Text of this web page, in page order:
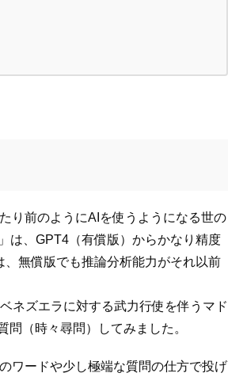
り前のようにAIを使うようになる世の
は、GPT4（有償版）からかなり精度
無償版でも推論分析能力がそれ以前
ネズエラに対する武力行使を伴うマド
（時々尋問）してみました。
ワードや少し極端な質問の仕方で投げ